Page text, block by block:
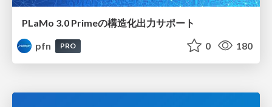
PLaMo 3.0 Primeの構造化出力サポート
pfn
PRO 0 180